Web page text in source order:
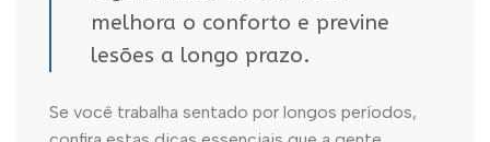
melhora o conforto e previne
lesões a longo prazo.
Se você trabalha sentado por longos períodos,